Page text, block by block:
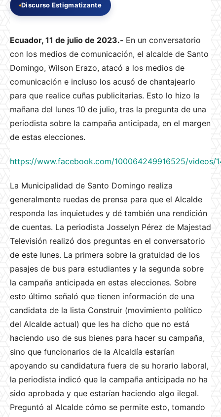
Discurso Estigmatizante
Ecuador, 11 de julio de 2023.- En un conversatorio
con los medios de comunicación, el alcalde de Santo
Domingo, Wilson Erazo, atacó a los medios de
comunicación e incluso los acusó de chantajearlo
para que realice cuñas publicitarias. Esto lo hizo la
mañana del lunes 10 de julio, tras la pregunta de una
periodista sobre la campaña anticipada, en el margen
de estas elecciones.
https://www.facebook.com/100064249916525/videos/
La Municipalidad de Santo Domingo realiza
generalmente ruedas de prensa para que el Alcalde
responda las inquietudes y dé también una rendición
de cuentas. La periodista Josselyn Pérez de Majestad
Televisión realizó dos preguntas en el conversatorio
de este lunes. La primera sobre la gratuidad de los
pasajes de bus para estudiantes y la segunda sobre
la campaña anticipada en estas elecciones. Sobre
esto último señaló que tienen información de una
candidata de la lista Construir (movimiento político
del Alcalde actual) que les ha dicho que no está
haciendo uso de sus bienes para hacer su campaña,
sino que funcionarios de la Alcaldía estarían
apoyando su candidatura fuera de su horario laboral,
la periodista indicó que la campaña anticipada no ha
sido aprobada y que estarían haciendo algo ilegal.
Preguntó al Alcalde cómo se permite esto, tomando